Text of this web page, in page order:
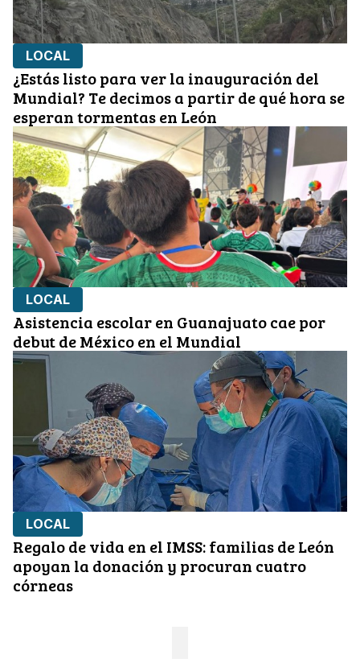
LOCAL
¿Estás listo para ver la inauguración del
Mundial? Te decimos a partir de qué hora se
esperan tormentas en León
LOCAL
Asistencia escolar en Guanajuato cae por
debut de México en el Mundial
LOCAL
Regalo de vida en el IMSS: familias de León
apoyan la donación y procuran cuatro
córneas